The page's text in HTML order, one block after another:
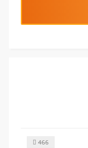
466